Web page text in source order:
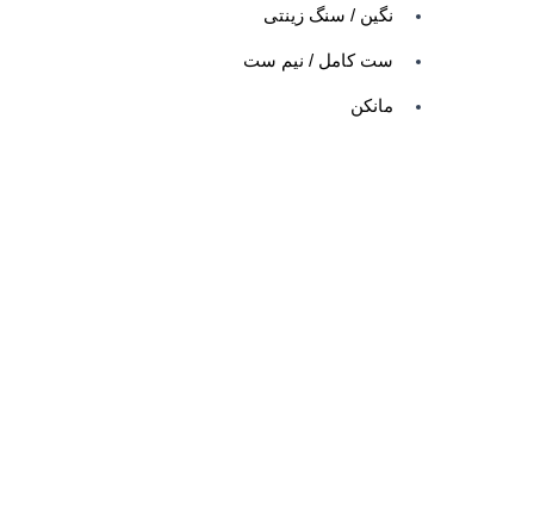
نگین / سنگ زینتی
ست کامل / نیم ست
مانکن